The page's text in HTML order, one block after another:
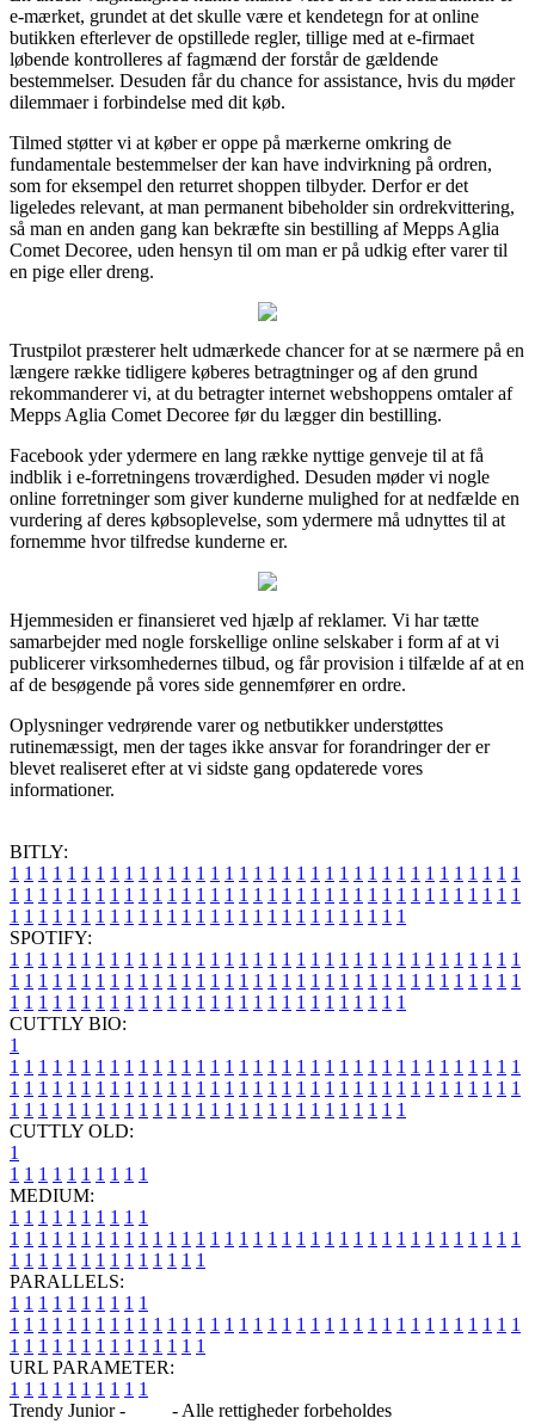
e-mærket, grundet at det skulle være et kendetegn for at online
butikken efterlever de opstillede regler, tillige med at e-firmaet
løbende kontrolleres af fagmænd der forstår de gældende
bestemmelser. Desuden får du chance for assistance, hvis du møder
dilemmaer i forbindelse med dit køb.
Tilmed støtter vi at køber er oppe på mærkerne omkring de
fundamentale bestemmelser der kan have indvirkning på ordren,
som for eksempel den returret shoppen tilbyder. Derfor er det
ligeledes relevant, at man permanent bibeholder sin ordrekvittering,
så man en anden gang kan bekræfte sin bestilling af Mepps Aglia
Comet Decoree, uden hensyn til om man er på udkig efter varer til
en pige eller dreng.
Trustpilot præsterer helt udmærkede chancer for at se nærmere på en
længere række tidligere køberes betragtninger og af den grund
rekommanderer vi, at du betragter internet webshoppens omtaler af
Mepps Aglia Comet Decoree før du lægger din bestilling.
Facebook yder ydermere en lang række nyttige genveje til at få
indblik i e-forretningens troværdighed. Desuden møder vi nogle
online forretninger som giver kunderne mulighed for at nedfælde en
vurdering af deres købsoplevelse, som ydermere må udnyttes til at
fornemme hvor tilfredse kunderne er.
Hjemmesiden er finansieret ved hjælp af reklamer. Vi har tætte
samarbejder med nogle forskellige online selskaber i form af at vi
publicerer virksomhedernes tilbud, og får provision i tilfælde af at en
af de besøgende på vores side gennemfører en ordre.
Oplysninger vedrørende varer og netbutikker understøttes
rutinemæssigt, men der tages ikke ansvar for forandringer der er
blevet realiseret efter at vi sidste gang opdaterede vores
informationer.
BITLY:
1 1 1 1 1 1 1 1 1 1 1 1 1 1 1 1 1 1 1 1 1 1 1 1 1 1 1 1 1 1 1 1 1 1 1 1
1 1 1 1 1 1 1 1 1 1 1 1 1 1 1 1 1 1 1 1 1 1 1 1 1 1 1 1 1 1 1 1 1 1 1 1
1 1 1 1 1 1 1 1 1 1 1 1 1 1 1 1 1 1 1 1 1 1 1 1 1 1 1 1
SPOTIFY:
1 1 1 1 1 1 1 1 1 1 1 1 1 1 1 1 1 1 1 1 1 1 1 1 1 1 1 1 1 1 1 1 1 1 1 1
1 1 1 1 1 1 1 1 1 1 1 1 1 1 1 1 1 1 1 1 1 1 1 1 1 1 1 1 1 1 1 1 1 1 1 1
1 1 1 1 1 1 1 1 1 1 1 1 1 1 1 1 1 1 1 1 1 1 1 1 1 1 1 1
CUTTLY BIO:
1
1 1 1 1 1 1 1 1 1 1 1 1 1 1 1 1 1 1 1 1 1 1 1 1 1 1 1 1 1 1 1 1 1 1 1 1
1 1 1 1 1 1 1 1 1 1 1 1 1 1 1 1 1 1 1 1 1 1 1 1 1 1 1 1 1 1 1 1 1 1 1 1
1 1 1 1 1 1 1 1 1 1 1 1 1 1 1 1 1 1 1 1 1 1 1 1 1 1 1 1
CUTTLY OLD:
1
1 1 1 1 1 1 1 1 1 1
MEDIUM:
1 1 1 1 1 1 1 1 1 1
1 1 1 1 1 1 1 1 1 1 1 1 1 1 1 1 1 1 1 1 1 1 1 1 1 1 1 1 1 1 1 1 1 1 1 1
1 1 1 1 1 1 1 1 1 1 1 1 1 1
PARALLELS:
1 1 1 1 1 1 1 1 1 1
1 1 1 1 1 1 1 1 1 1 1 1 1 1 1 1 1 1 1 1 1 1 1 1 1 1 1 1 1 1 1 1 1 1 1 1
1 1 1 1 1 1 1 1 1 1 1 1 1 1
URL PARAMETER:
1 1 1 1 1 1 1 1 1 1
Trendy Junior -
- Alle rettigheder forbeholdes